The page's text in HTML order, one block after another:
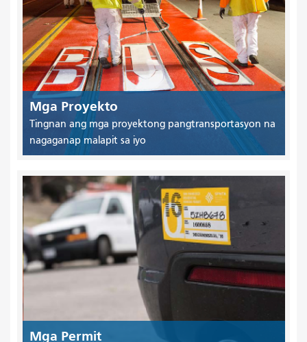
Mga Proyekto
Tingnan ang mga proyektong pangtransportasyon na
nagaganap malapit sa iyo
Mga Permit